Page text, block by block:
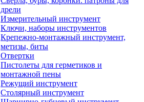
дрели
Измерительный инструмент
Ключи, наборы инструментов
Крепежно-монтажный инструмент,
метизы, биты
Отвертки
Пистолеты для герметиков и
монтажной пены
Режущий инструмент
Столярный инструмент